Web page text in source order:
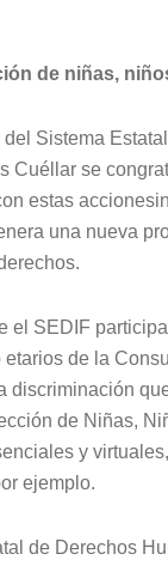
de niñas,
Sistema
Cuéllar se
estas
una nueva
el SEDIF
de la
de Niñas,
y
ejemplo.
de Derechos